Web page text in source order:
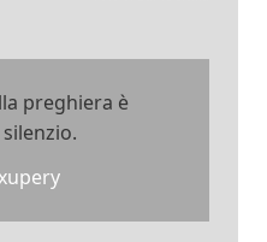
preghiera è